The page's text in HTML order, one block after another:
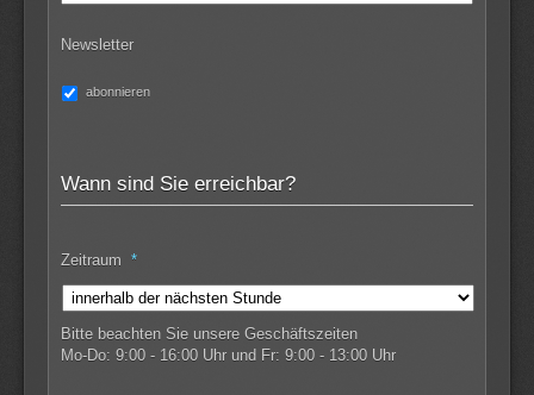
Newsletter
abonnieren
Wann sind Sie erreichbar?
Zeitraum *
Bitte beachten Sie unsere Geschäftszeiten
Mo-Do: 9:00 - 16:00 Uhr und Fr: 9:00 - 13:00 Uhr